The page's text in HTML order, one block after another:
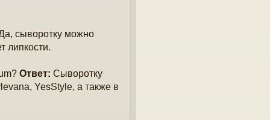
сыворотку можно
липкости.
Ответ: Сыворотку
YesStyle, а также в